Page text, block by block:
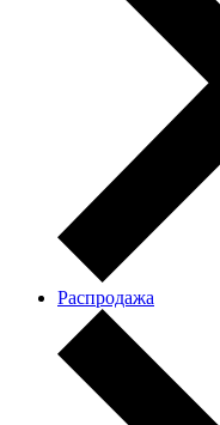
Распродажа